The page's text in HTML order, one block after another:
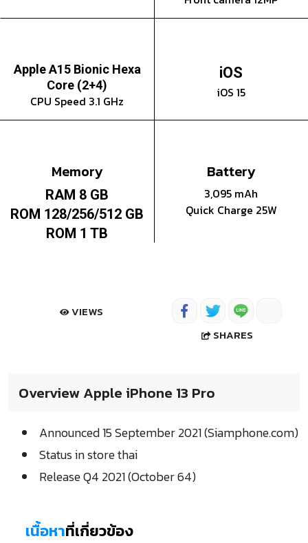
Apple A15 Bionic Hexa
Core (2+4)
CPU Speed 3.1 GHz
iOS
iOS 15
Memory
RAM 8 GB
ROM 128/256/512 GB
ROM 1 TB
Battery
3,095 mAh
Quick Charge 25W
VIEWS
SHARES
Overview Apple iPhone 13 Pro
Announced 15 September 2021 (Siamphone.com)
Status in store thai
Release Q4 2021 (October 64)
เนื้อหาที่เกี่ยวข้อง